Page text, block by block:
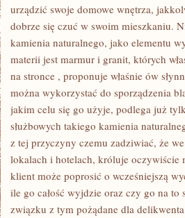
WYZNACZAŁ
NA
TLE
INNYCH
urządzić swoje domowe wnętrza,
dobrze się czuć w swoim mieszkaniu.
kamienia naturalnego, jako elementu
materii jest marmur i granit, których
na stronce , proponuje właśnie ów
można wykorzystać do sporządzenia
jakim celu się go użyje, podlega już
służbowych takiego kamienia
z tej przyczyny czemu zadziwiać, że
lokalach i hotelach, króluje
klient może poprosić o wcześniejszą
ile go całość wyjdzie oraz czy go na
związku z tym pożądane dla